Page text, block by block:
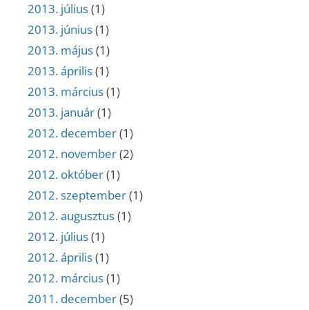
2013. július(1)
2013. június(1)
2013. május(1)
2013. április(1)
2013. március(1)
2013. január(1)
2012. december(1)
2012. november(2)
2012. október(1)
2012. szeptember(1)
2012. augusztus(1)
2012. július(1)
2012. április(1)
2012. március(1)
2011. december(5)